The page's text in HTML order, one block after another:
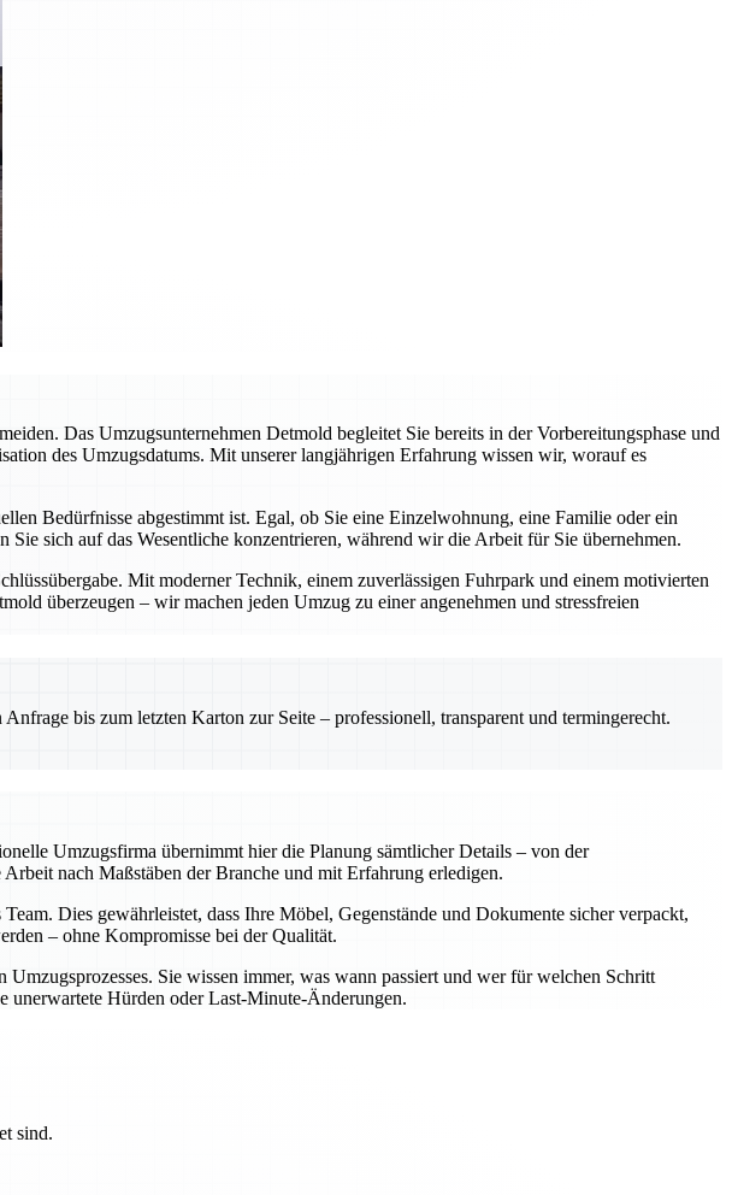
Das Umzugsunternehmen Detmold begleitet Sie bereits in der Vorbereitungsphase und
des Umzugsdatums. Mit unserer langjährigen Erfahrung wissen wir, worauf es
Bedürfnisse abgestimmt ist. Egal, ob Sie eine Einzelwohnung, eine Familie oder ein
sich auf das Wesentliche konzentrieren, während wir die Arbeit für Sie übernehmen.
Mit moderner Technik, einem zuverlässigen Fuhrpark und einem motivierten
überzeugen – wir machen jeden Umzug zu einer angenehmen und stressfreien
bis zum letzten Karton zur Seite – professionell, transparent und termingerecht.
Umzugsfirma übernimmt hier die Planung sämtlicher Details – von der
nach Maßstäben der Branche und mit Erfahrung erledigen.
Dies gewährleistet, dass Ihre Möbel, Gegenstände und Dokumente sicher verpackt,
– ohne Kompromisse bei der Qualität.
Sie wissen immer, was wann passiert und wer für welchen Schritt
unerwartete Hürden oder Last-Minute-Änderungen.
sind.